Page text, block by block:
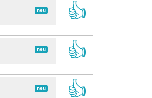
neu
👍
neu
👍
neu
👍